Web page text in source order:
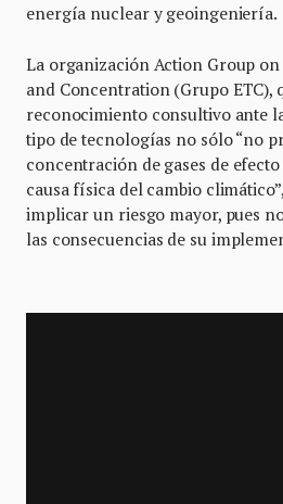
energía nuclear y geoingeniería.
La organización Action Group
and Concentration (Grupo ETC),
reconocimiento consultivo ante
tipo de tecnologías no sólo “no
concentración de gases de
causa física del cambio
implicar un riesgo mayor, pues
las consecuencias de su